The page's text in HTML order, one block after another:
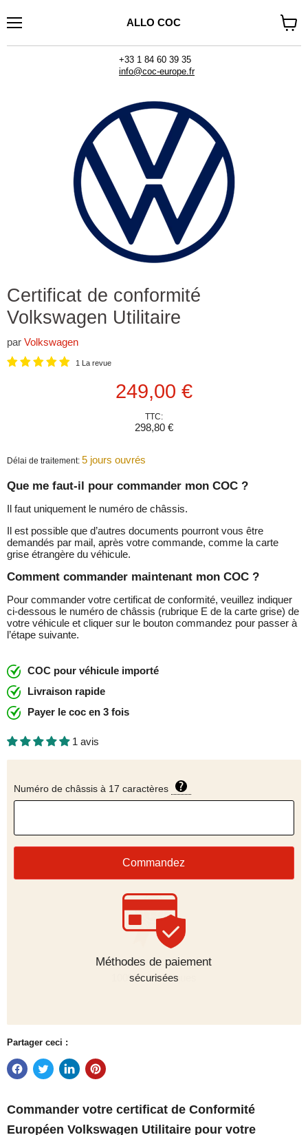
ALLO COC
+33 1 84 60 39 35
info@coc-europe.fr
le
Certificat de conformité
Volkswagen Utilitaire
par Volkswagen
1 La revue
Prix actuel
249,00 €
TTC:
298,80 €
Délai de traitement: 5 jours ouvrés
Que me faut-il pour commander mon COC ?
Il faut uniquement le numéro de châssis.
Il est possible que d’autres documents pourront vous être
demandés par mail, après votre commande, comme la carte
grise étrangère du véhicule.
Comment commander maintenant mon COC ?
Pour commander votre certificat de conformité, veuillez indiquer
ci-dessous le numéro de châssis (rubrique E de la carte grise) de
votre véhicule et cliquer sur le bouton commandez pour passer à
l’étape suivante.
COC pour véhicule importé
Livraison rapide
Payer le coc en 3 fois
1 avis
Numéro de châssis à 17 caractères
Commandez
Méthodes de paiement
sécurisées
Partager ceci :
Commander votre certificat de Conformité
Européen Volkswagen Utilitaire pour votre